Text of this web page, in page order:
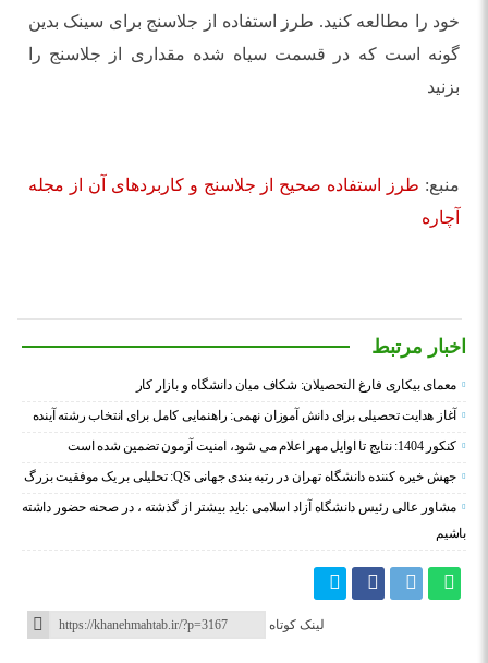
خود را مطالعه کنید. طرز استفاده از جلاسنج برای سینک بدین
گونه است که در قسمت سیاه شده مقداری از جلاسنج را
بزنید
منبع: طرز استفاده صحیح از جلاسنج و کاربردهای آن از مجله
آچاره
اخبار مرتبط
معمای بیکاری فارغ التحصیلان: شکاف میان دانشگاه و بازار کار
آغاز هدایت تحصیلی برای دانش آموزان نهمی: راهنمایی کامل برای انتخاب رشته آینده
کنکور 1404: نتایج تا اوایل مهر اعلام می شود، امنیت آزمون تضمین شده است
جهش خیره کننده دانشگاه تهران در رتبه بندی جهانی QS: تحلیلی بر یک موفقیت بزرگ
مشاور عالی رئیس دانشگاه آزاد اسلامی :باید بیشتر از گذشته ، در صحنه حضور داشته
باشیم
لینک کوتاه